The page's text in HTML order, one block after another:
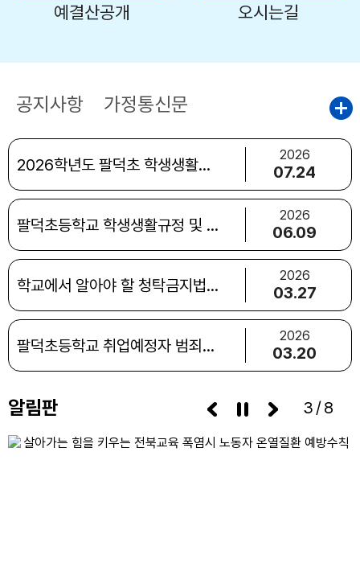
예결산공개 오시는길
공지사항 가정통신문
2026학년도 팔덕초 학생생활규정
2026
07.24
팔덕초등학교 학생생활규정 및 개정안 시안
2026
06.09
학교에서 알아야 할 청탁금지법 Q&A
2026
03.27
팔덕초등학교 취업예정자 범죄경력회보서 제출 안내
2026
03.20
알림판 3/8